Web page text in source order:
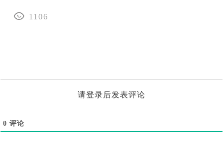
1106
请登录后发表评论
0 评论